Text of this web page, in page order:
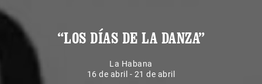
“LOS DÍAS DE LA DANZA”
La Habana
16 de abril - 21 de abril